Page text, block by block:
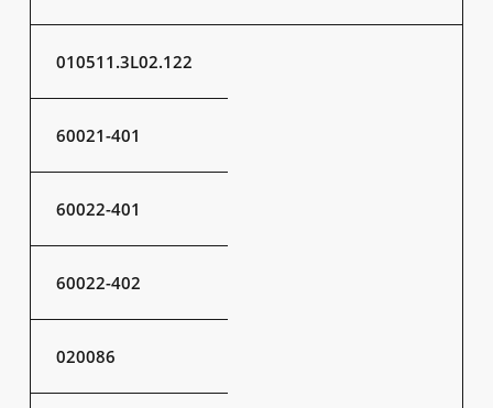
010511.3L02.122
60021-401
60022-401
60022-402
020086